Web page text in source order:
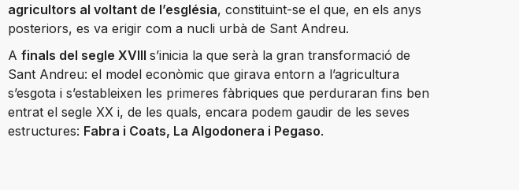
agricultors al voltant de l’església, constituint-se el que, en els anys
posteriors, es va erigir com a nucli urbà de Sant Andreu.
A finals del segle XVIII s’inicia la que serà la gran transformació de
Sant Andreu: el model econòmic que girava entorn a l’agricultura
s’esgota i s’estableixen les primeres fàbriques que perduraran fins ben
entrat el segle XX i, de les quals, encara podem gaudir de les seves
estructures: Fabra i Coats, La Algodonera i Pegaso.